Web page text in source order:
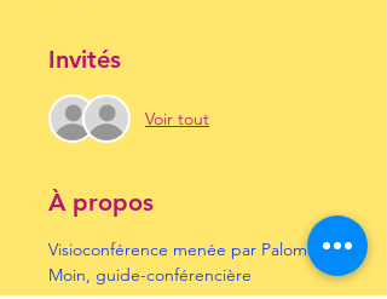
Invités
Voir tout
À propos
Visioconférence menée par Paloma
Moin, guide-conférencière